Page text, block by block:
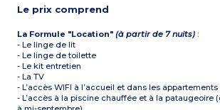
Le prix comprend
La Formule "Location"(à partir de 7 nuits) :
- Le linge de lit
- Le linge de toilette
- Le kit entretien
- La TV
- L’accès WIFI à l’accueil et dans les appartements
- L’accès à la piscine chauffée et à la pataugeoire